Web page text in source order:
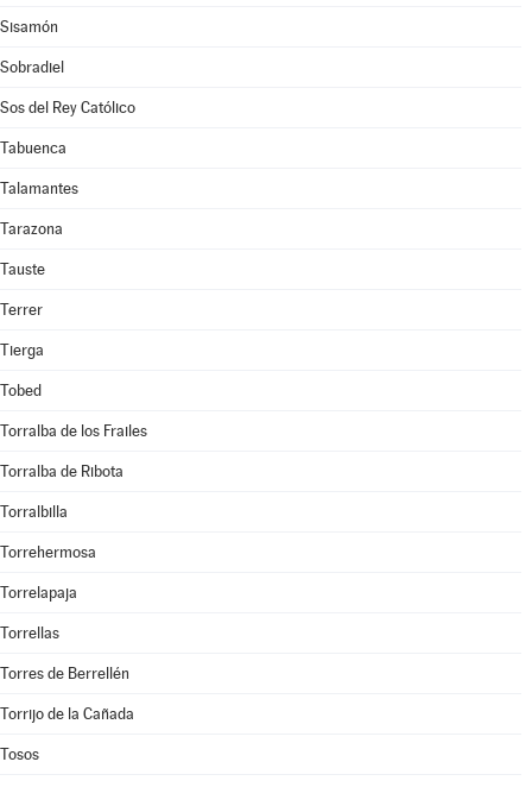
Sisamón
Sobradiel
Sos del Rey Católico
Tabuenca
Talamantes
Tarazona
Tauste
Terrer
Tierga
Tobed
Torralba de los Frailes
Torralba de Ribota
Torralbilla
Torrehermosa
Torrelapaja
Torrellas
Torres de Berrellén
Torrijo de la Cañada
Tosos